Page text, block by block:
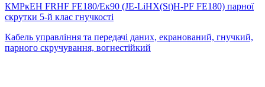
КМРкЕН FRHF FE180/Eк90 (JE-LiHX(St)H-PF FE180) парної
скрутки 5-й клас гнучкості
Кабель управління та передачі даних, екранований, гнучкий,
парного скручування, вогнестійкий